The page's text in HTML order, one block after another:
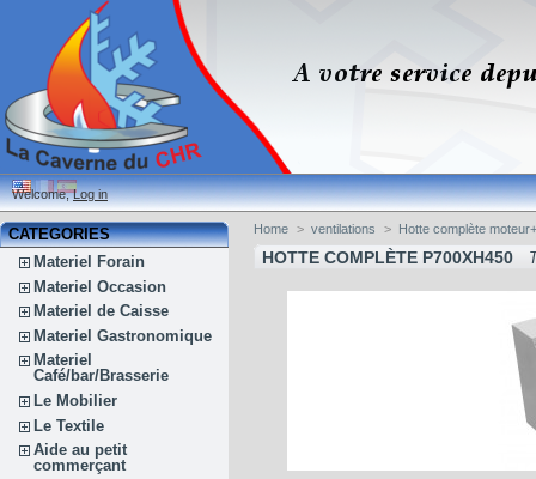
Welcome,Log in
CATEGORIES
Materiel Forain
Materiel Occasion
Materiel de Caisse
Materiel Gastronomique
Materiel
Café/bar/Brasserie
Le Mobilier
Le Textile
Aide au petit
commerçant
Home > ventilations > Hotte complète
HOTTE COMPLÈTE P700XH450